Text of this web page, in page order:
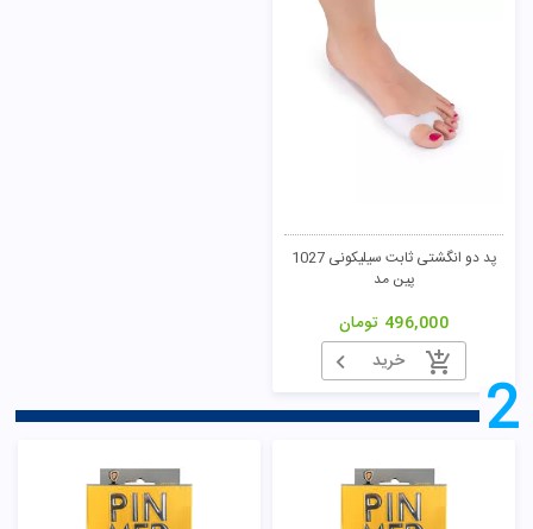
پد دو انگشتی ثابت سیلیکونی 1027
پین مد
496,000 تومان
خرید
2